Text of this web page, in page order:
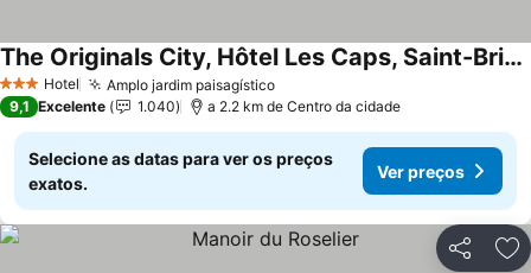
3 EstrelasHotel Amplo jardim paisagístico
The Originals City, Hôtel Les Caps, Saint-Brieuc Est
9,1 Excelente 1.040 a 2.2 km de Centro da cidade
Selecione as datas para ver os preços
exatos.
Ver preços
Partilhar